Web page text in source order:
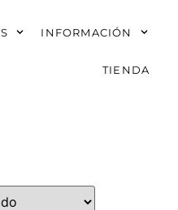
INFORMACIÓN
TIENDA